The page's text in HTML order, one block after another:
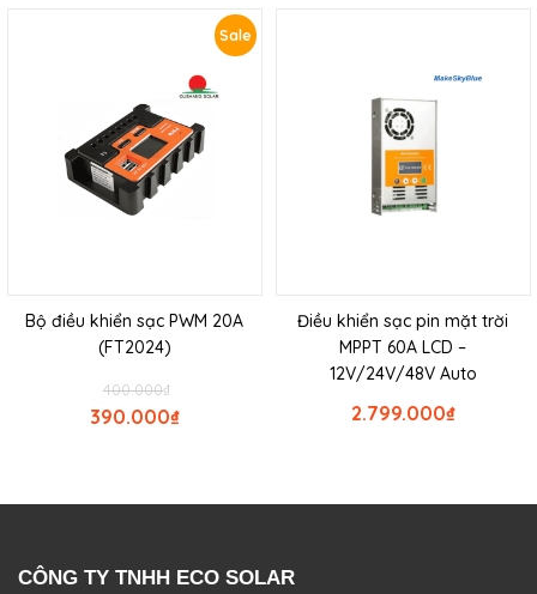
Sale
Bộ điều khiển sạc PWM 20A
(FT2024)
₫
400.000
₫
390.000
Điều khiển sạc pin mặt trời
MPPT 60A LCD –
12V/24V/48V Auto
₫
2.799.000
CÔNG TY TNHH ECO SOLAR